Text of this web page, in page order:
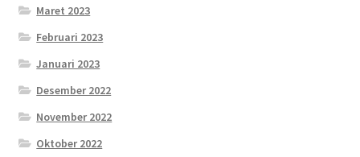
Maret 2023
Februari 2023
Januari 2023
Desember 2022
November 2022
Oktober 2022